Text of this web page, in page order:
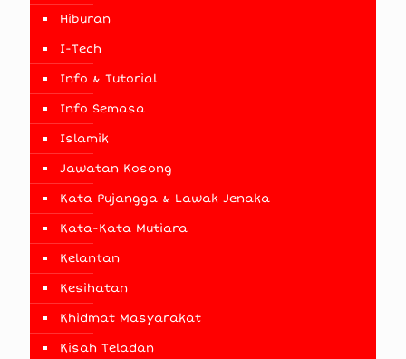
Hiburan
I-Tech
Info & Tutorial
Info Semasa
Islamik
Jawatan Kosong
Kata Pujangga & Lawak Jenaka
Kata-Kata Mutiara
Kelantan
Kesihatan
Khidmat Masyarakat
Kisah Teladan